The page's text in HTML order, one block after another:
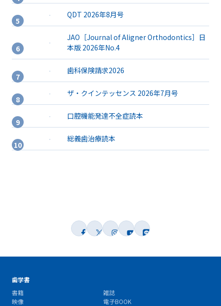
QDT 2026年8月号
JAO［Journal of Aligner Orthodontics］日
本版 2026年No.4
歯科保険請求2026
ザ・クインテッセンス 2026年7月号
口腔機能発達不全症読本
総義歯治療読本
歯学書
書籍
雑誌
映像
電子BOOK